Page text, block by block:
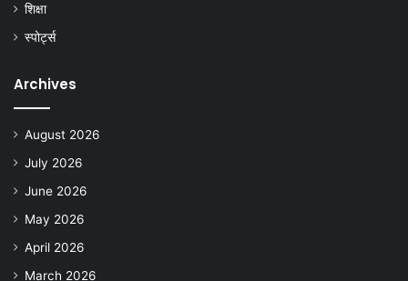
शिक्षा
स्पोर्ट्स
Archives
August 2026
July 2026
June 2026
May 2026
April 2026
March 2026